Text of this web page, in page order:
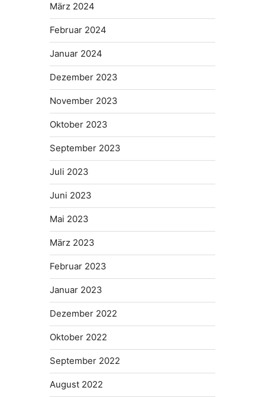
März 2024
Februar 2024
Januar 2024
Dezember 2023
November 2023
Oktober 2023
September 2023
Juli 2023
Juni 2023
Mai 2023
März 2023
Februar 2023
Januar 2023
Dezember 2022
Oktober 2022
September 2022
August 2022